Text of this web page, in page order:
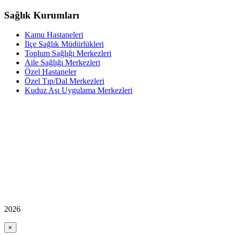
Sağlık Kurumları
Kamu Hastaneleri
İlçe Sağlık Müdürlükleri
Toplum Sağlığı Merkezleri
Aile Sağlığı Merkezleri
Özel Hastaneler
Özel Tıp/Dal Merkezleri
Kuduz Aşı Uygulama Merkezleri
2026
×